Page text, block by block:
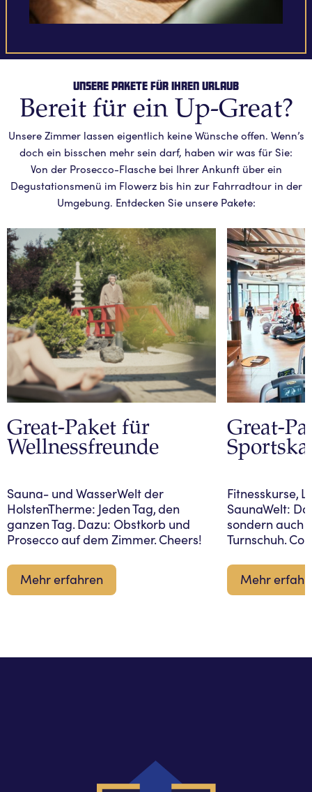
Unsere Pakete für Ihren Urlaub
Bereit für ein Up-Great?
Unsere Zimmer lassen eigentlich keine Wünsche offen. Wenn’s
doch ein bisschen mehr sein darf, haben wir was für Sie:
Von der Prosecco-Flasche bei Ihrer Ankunft über ein
Degustationsmenü im Flowerz bis hin zur Fahrradtour in der
Umgebung. Entdecken Sie unsere Pakete:
Great-Paket für
Wellnessfreunde
Sauna- und WasserWelt der
HolstenTherme: Jeden Tag, den
ganzen Tag. Dazu: Obstkorb und
Prosecco auf dem Zimmer. Cheers!
Mehr erfahren
Great-
Fitnesskurse,
SaunaWelt:
sondern auch
Turnschuh.
Mehr